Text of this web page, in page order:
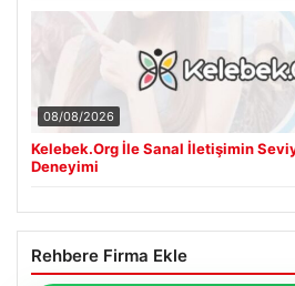
08/08/2026
Kelebek.Org İle Sanal İletişimin
Deneyimi
Rehbere Firma Ekle